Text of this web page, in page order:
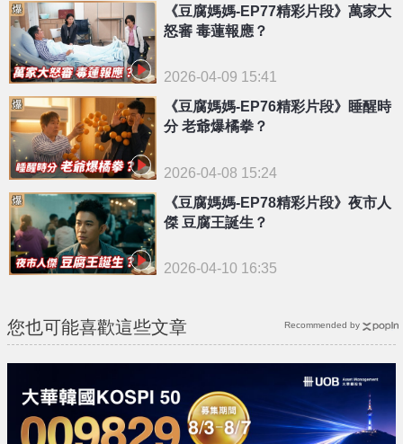
《豆腐媽媽-EP77精彩片段》萬家大
怒審 毒蓮報應？
2026-04-09 15:41
《豆腐媽媽-EP76精彩片段》睡醒時
分 老爺爆橘拳？
2026-04-08 15:24
《豆腐媽媽-EP78精彩片段》夜市人
傑 豆腐王誕生？
2026-04-10 16:35
您也可能喜歡這些文章 Recommended by